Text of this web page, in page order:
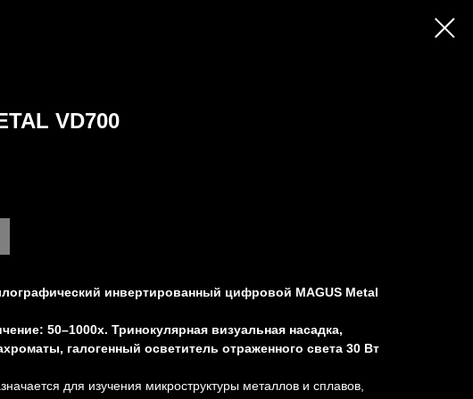
VD700
инвертированный цифровой MAGUS Metal
50–1000х. Тринокулярная визуальная насадка,
галогенный осветитель отраженного света 30 Вт
для изучения микроструктуры металлов и сплавов,